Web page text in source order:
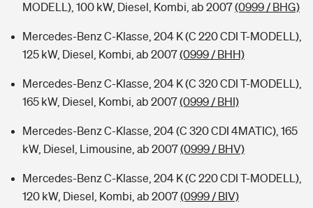
MODELL), 100 kW, Diesel, Kombi, ab 2007(0999 / BHG)
Mercedes-Benz C-Klasse, 204 K (C 220 CDI T-MODELL),
125 kW, Diesel, Kombi, ab 2007(0999 / BHH)
Mercedes-Benz C-Klasse, 204 K (C 320 CDI T-MODELL),
165 kW, Diesel, Kombi, ab 2007(0999 / BHI)
Mercedes-Benz C-Klasse, 204 (C 320 CDI 4MATIC), 165
kW, Diesel, Limousine, ab 2007(0999 / BHV)
Mercedes-Benz C-Klasse, 204 K (C 220 CDI T-MODELL),
120 kW, Diesel, Kombi, ab 2007(0999 / BIV)